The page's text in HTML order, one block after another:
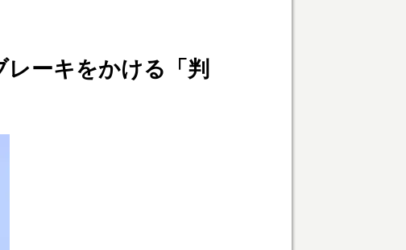
ーキをかける「判